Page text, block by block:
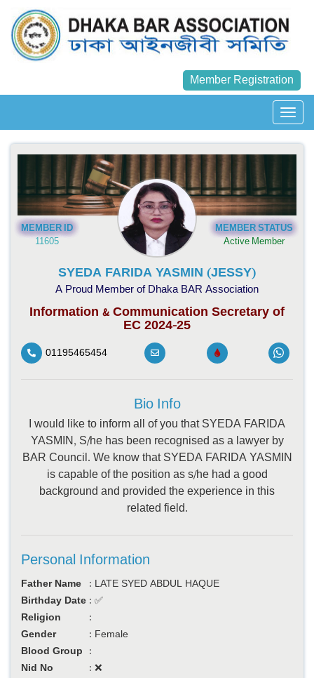
Member Registration
MEMBER ID
11605
MEMBER STATUS
Active Member
SYEDA FARIDA YASMIN (JESSY)
A Proud Member of Dhaka BAR Association
Information & Communication Secretary of
EC 2024-25
01195465454
Bio Info
I would like to inform all of you that SYEDA FARIDA
YASMIN, S/he has been recognised as a lawyer by
BAR Council. We know that SYEDA FARIDA YASMIN
is capable of the position as s/he had a good
background and provided the experience in this
related field.
Personal Information
Father Name : LATE SYED ABDUL HAQUE
Birthday Date : ✅
Religion
:
Gender
: Female
Blood Group
:
Nid No
: ❌